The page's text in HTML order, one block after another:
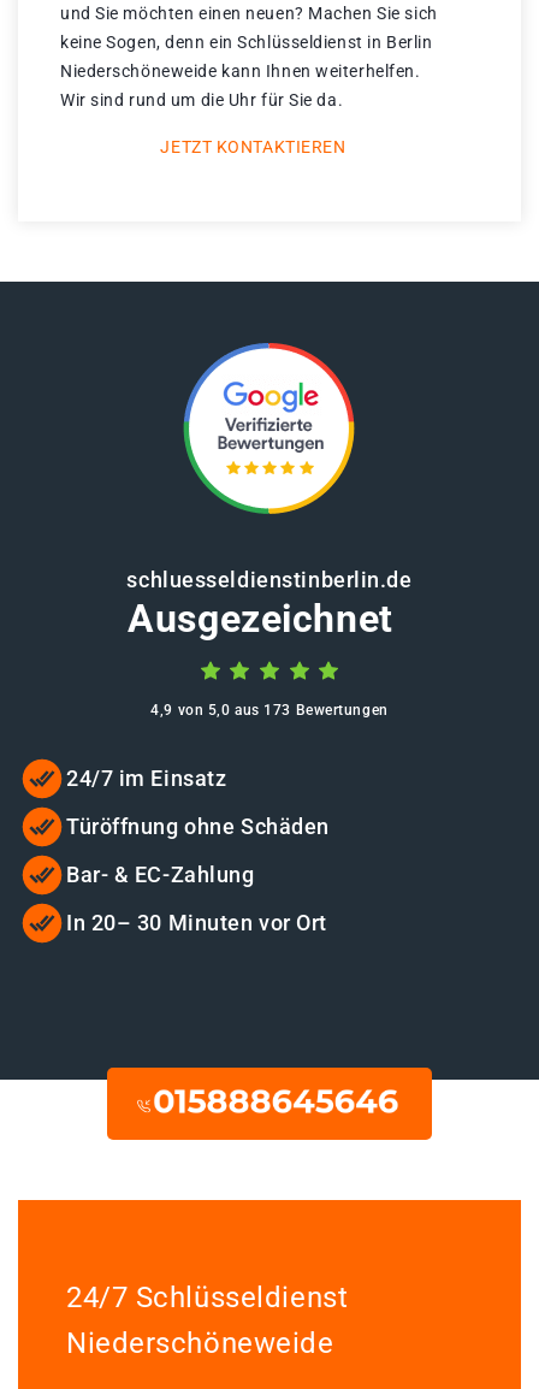
und Sie möchten einen neuen? Machen Sie sich
keine Sogen, denn ein Schlüsseldienst in Berlin
Niederschöneweide kann Ihnen weiterhelfen.
Wir sind rund um die Uhr für Sie da.
JETZT KONTAKTIEREN
schluesseldienstinberlin.de
Ausgezeichnet
4,9 von 5,0 aus 173 Bewertungen
24/7 im Einsatz
Türöffnung ohne Schäden
Bar- & EC-Zahlung
In 20– 30 Minuten vor Ort
24/7 Schlüsseldienst
Niederschöneweide